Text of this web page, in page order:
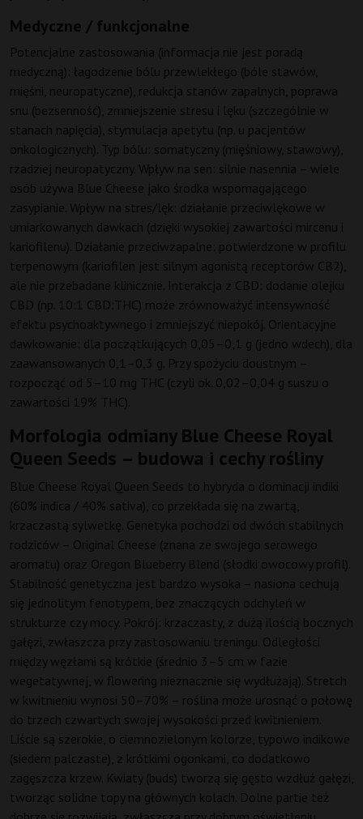
Medyczne / funkcjonalne
Potencjalne zastosowania (informacja nie jest poradą
medyczną): łagodzenie bólu przewlekłego (bóle stawów,
mięśni, neuropatyczne), redukcja stanów zapalnych, poprawa
snu (bezsenność), zmniejszenie stresu i lęku (szczególnie w
stanach napięcia), stymulacja apetytu (np. u pacjentów
onkologicznych). Typ bólu: somatyczny (mięśniowy, stawowy),
rzadziej neuropatyczny. Wpływ na sen: silnie nasennia – wiele
osób używa Blue Cheese jako środka wspomagającego
zasypianie. Wpływ na stres/lęk: działanie przeciwlękowe w
umiarkowanych dawkach (dzięki wysokiej zawartości mircenu i
kariofilenu). Działanie przeciwzapalne: potwierdzone w profilu
terpenowym (kariofilen jest silnym agonistą receptorów CB2),
ale nie przebadane klinicznie. Interakcja z CBD: dodanie olejku
CBD (np. 10:1 CBD:THC) może zrównoważyć intensywność
efektu psychoaktywnego i zmniejszyć niepokój. Orientacyjne
dawkowanie: dla początkujących 0,05–0,1 g (jedno wdech), dla
zaawansowanych 0,1–0,3 g. Przy spożyciu doustnym –
rozpocząć od 5–10 mg THC (czyli ok. 0,02–0,04 g suszu o
zawartości 19% THC).
Morfologia odmiany Blue Cheese Royal
Queen Seeds – budowa i cechy rośliny
Blue Cheese Royal Queen Seeds to hybryda o dominacji indiki
(60% indica / 40% sativa), co przekłada się na zwartą,
krzaczastą sylwetkę. Genetyka pochodzi od dwóch stabilnych
rodziców – Original Cheese (znana ze swojego serowego
aromatu) oraz Oregon Blueberry Blend (słodki owocowy profil).
Stabilność genetyczna jest bardzo wysoka – nasiona cechują
się jednolitym fenotypem, bez znaczących odchyleń w
strukturze czy mocy. Pokrój: krzaczasty, z dużą ilością bocznych
gałęzi, zwłaszcza przy zastosowaniu treningu. Odległości
między węzłami są krótkie (średnio 3–5 cm w fazie
wegetatywnej, w flowering nieznacznie się wydłużają). Stretch
w kwitnieniu wynosi 50–70% – roślina może urosnąć o połowę
do trzech czwartych swojej wysokości przed kwitnieniem.
Liście są szerokie, o ciemnozielonym kolorze, typowo indikowe
(siedem palczaste), z krótkimi ogonkami, co dodatkowo
zagęszcza krzew. Kwiaty (buds) tworzą się gęsto wzdłuż gałęzi,
tworząc solidne topy na głównych kolach. Dolne partie też